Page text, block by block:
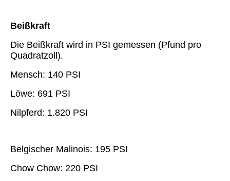
Beißkraft
Die Beißkraft wird in PSI gemessen (Pfund pro
Quadratzoll).
Mensch: 140 PSI
Löwe: 691 PSI
Nilpferd: 1.820 PSI
Belgischer Malinois: 195 PSI
Chow Chow: 220 PSI